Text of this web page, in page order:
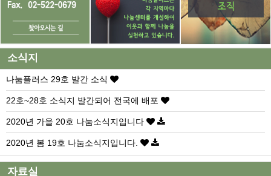
소식지
나눔플러스 29호 발간 소식
22호~28호 소식지 발간되어 전국에 배포
2020년 가을 20호 나눔소식지입니다
2020년 봄 19호 나눔소식지입니다.
자료실